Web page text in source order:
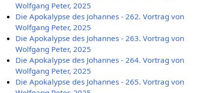
Wolfgang Peter, 2025
Die Apokalypse des Johannes - 262. Vortrag von
Wolfgang Peter, 2025
Die Apokalypse des Johannes - 263. Vortrag von
Wolfgang Peter, 2025
Die Apokalypse des Johannes - 264. Vortrag von
Wolfgang Peter, 2025
Die Apokalypse des Johannes - 265. Vortrag von